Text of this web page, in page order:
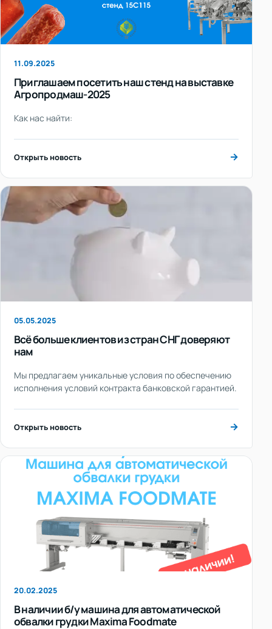
11.09.2025
Приглашаем посетить наш стенд на выставке
Агропродмаш-2025
Как нас найти:
Открыть новость →
05.05.2025
Всё больше клиентов из стран СНГ доверяют
нам
Мы предлагаем уникальные условия по обеспечению
исполнения условий контракта банковской гарантией.
Открыть новость →
20.02.2025
В наличии б/у машина для автоматической
обвалки грудки Maxima Foodmate